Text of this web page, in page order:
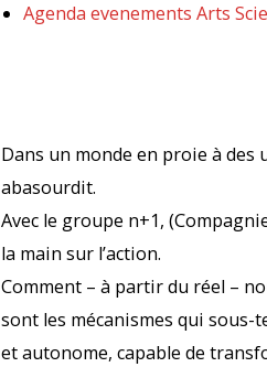
Agenda evenements Arts
Dans un monde en proie à des
abasourdit.
Avec le groupe n+1,
la main sur l’action.
Comment – à partir du réel –
sont les mécanismes qui
et autonome, capable de